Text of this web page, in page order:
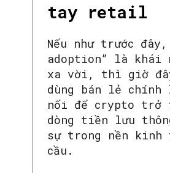
SEARCH...
tay retail
Nếu như trước đây,
adoption” là khái
xa vời, thì giờ
dùng bán lẻ chính
nối để crypto trở
dòng tiền lưu
sự trong nền kinh
cầu.